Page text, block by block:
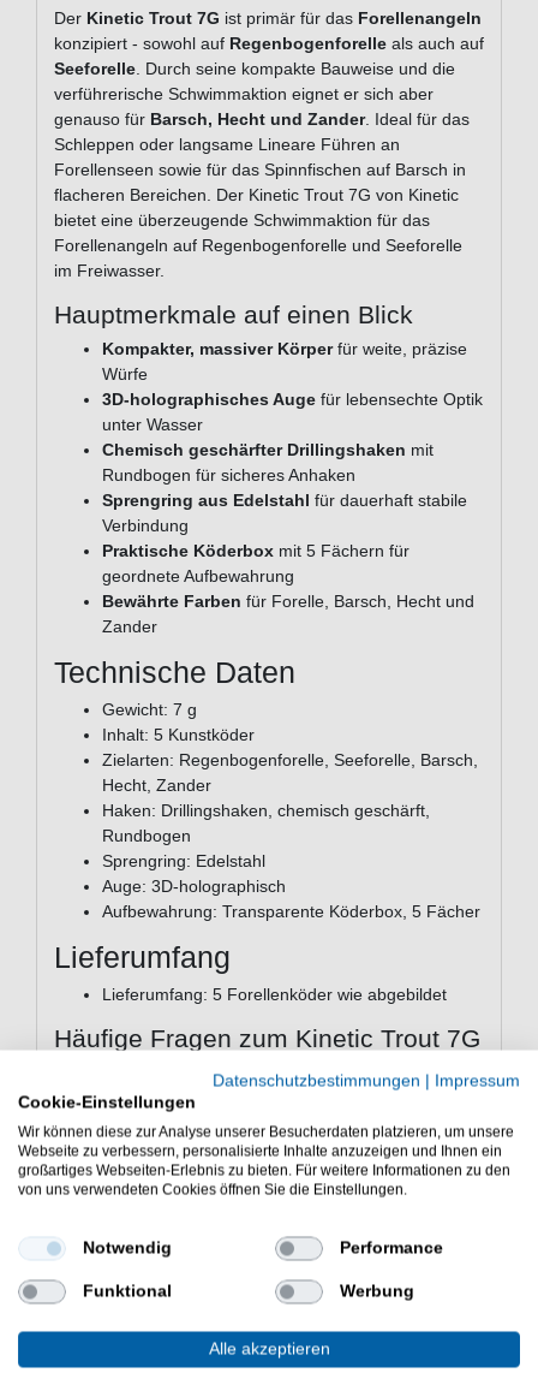
Der Kinetic Trout 7G ist primär für das Forellenangeln
konzipiert - sowohl auf Regenbogenforelle als auch auf
Seeforelle. Durch seine kompakte Bauweise und die
verführerische Schwimmaktion eignet er sich aber
genauso für Barsch, Hecht und Zander. Ideal für das
Schleppen oder langsame Lineare Führen an
Forellenseen sowie für das Spinnfischen auf Barsch in
flacheren Bereichen. Der Kinetic Trout 7G von Kinetic
bietet eine überzeugende Schwimmaktion für das
Forellenangeln auf Regenbogenforelle und Seeforelle
im Freiwasser.
Hauptmerkmale auf einen Blick
Kompakter, massiver Körperfür weite, präzise
Würfe
3D-holographisches Auge für lebensechte Optik
unter Wasser
Chemisch geschärfter Drillingshaken mit
Rundbogen für sicheres Anhaken
Sprengring aus Edelstahl für dauerhaft stabile
Verbindung
Praktische Köderbox mit 5 Fächern für
geordnete Aufbewahrung
Bewährte Farben für Forelle, Barsch, Hecht und
Zander
Technische Daten
Gewicht: 7 g
Inhalt: 5 Kunstköder
Zielarten: Regenbogenforelle, Seeforelle, Barsch,
Hecht, Zander
Haken: Drillingshaken, chemisch geschärft,
Rundbogen
Sprengring: Edelstahl
Auge: 3D-holographisch
Aufbewahrung: Transparente Köderbox, 5 Fächer
Lieferumfang
Lieferumfang: 5 Forellenköder wie abgebildet
Häufige Fragen zum Kinetic Trout 7G
Für welche Zielfische eignet sich der Kinetic
Trout 7G?
Der Kinetic Trout 7G ist primär für
RegenbogenforelleundSeeforelleausgelegt.
Durch seine attraktive Schwimmaktion eignet er
sich darüber hinaus auch fürBarsch, Hecht und
Raubfischangeln einsetzen.
Welche Führungsgeschwindigkeit empfiehlt
sich für diesen Köder?
Reflexe bei einer langsamen bis mittleren,
Datenschutzbestimmungen | Impressum
Cookie-Einstellungen
Wir können diese zur Analyse unserer Besucherdaten platzieren, um unsere
Webseite zu verbessern, personalisierte Inhalte anzuzeigen und Ihnen ein
großartiges Webseiten-Erlebnis zu bieten. Für weitere Informationen zu den
von uns verwendeten Cookies öffnen Sie die Einstellungen.
Notwendig Performance
Funktional Werbung
Alle akzeptieren